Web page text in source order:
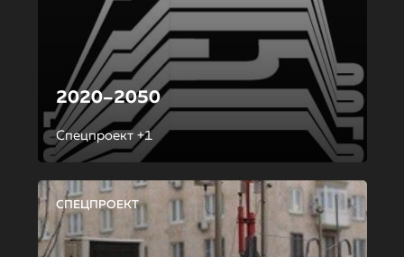
2020–2050
Спецпроект +1
СПЕЦПРОЕКТ